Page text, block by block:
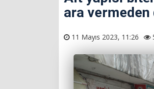
ara
11 Mayıs 2023, 11:26